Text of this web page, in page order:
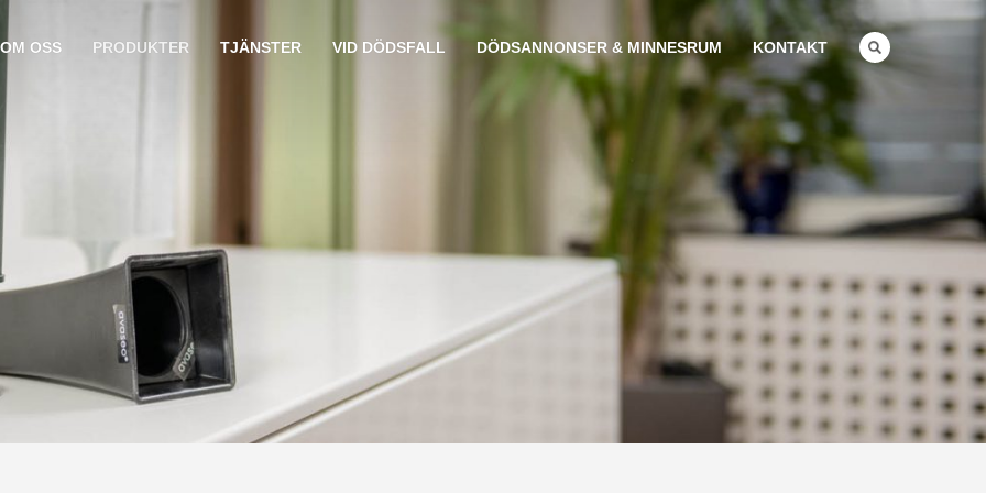
OM OSS PRODUKTER TJÄNSTER VID DÖDSFALL DÖDSANNONSER & MINNESRUM KONTAKT